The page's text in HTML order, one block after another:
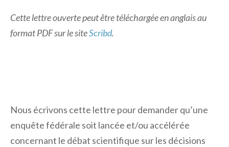
Cette lettre ouverte peut être téléchargée en anglais au
format PDF sur le siteScribd.
Nous écrivons cette lettre pour demander qu’une
enquête fédérale soit lancée et/ou accélérée
concernant le débat scientifique sur les décisions